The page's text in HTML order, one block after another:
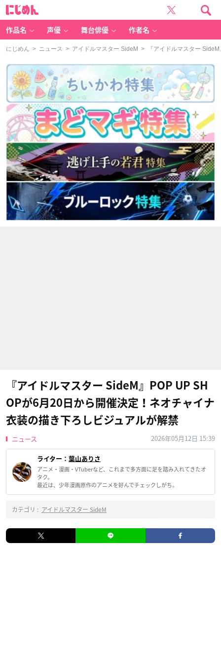
作品名 声優 舞台俳優 作者名
にじめん > ニュース > アイドルマスター SideM > 『アイドルマスター
『アイドルマスター SideM』POP UP SH
OPが6月20日から開催決定！ネオチャイナ
衣装の描き下ろしビジュアルが解禁
ニュース 2026年05月12日 15:39
ライター： 葉山ありさ
アニメ・漫画・VTuberなど、これまで多方面に足を踏み入れてきたオ
タク。
最近は、少年漫画原作のアニメを好んでチェックしがち。
カテゴリ : アイドルマスター SideM